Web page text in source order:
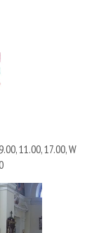
11.00, 17.00, W